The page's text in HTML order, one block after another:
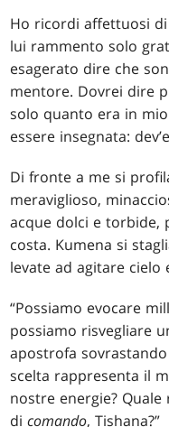
Ho ricordi affettuosi
lui rammento solo
esagerato dire che
mentore. Dovrei dire
solo quanto era in
essere insegnata:
Di fronte a me si
meraviglioso,
acque dolci e torbide,
costa. Kumena si
levate ad agitare
“Possiamo evocare
possiamo risvegliare
apostrofa
scelta rappresenta il
nostre energie?
dicomando, Tishana?”